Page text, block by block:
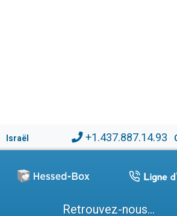
Israël +1.437.887.14.93
Retrouvez-nous...